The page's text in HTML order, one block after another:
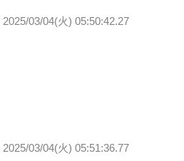
2025/03/04(火) 05:50:42.27
2025/03/04(火) 05:51:36.77